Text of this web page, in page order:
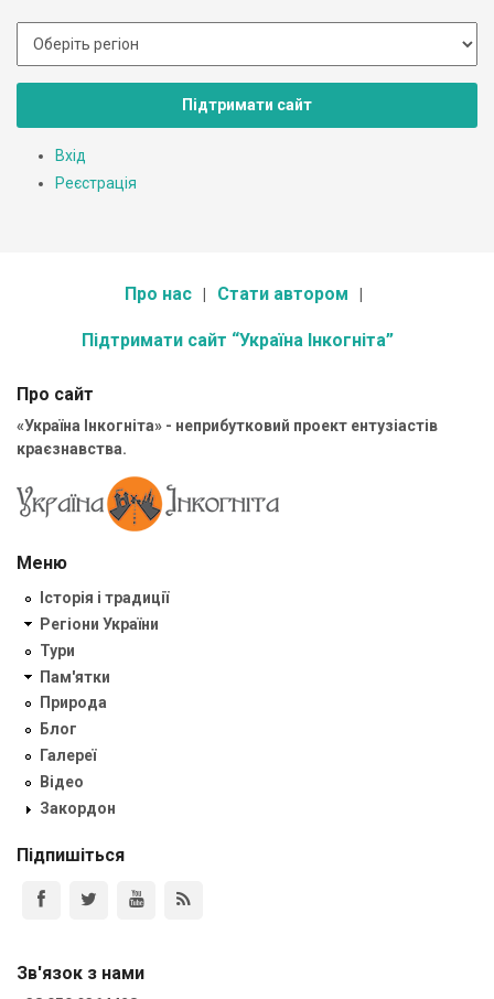
Підтримати сайт
Вхід
Реєстрація
Про нас Стати автором
Підтримати сайт “Україна Інкогніта”
Про сайт
«Україна Інкогніта» - неприбутковий проект ентузіастів
краєзнавства.
Меню
Історія і традиції
Регіони України
Тури
Пам'ятки
Природа
Блог
Галереї
Відео
Закордон
Підпишіться
Зв'язок з нами